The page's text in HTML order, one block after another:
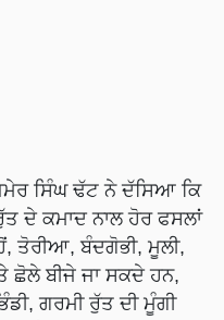
ਸਿੰਘ ਢੱਟ ਨੇ ਦੱਸਿਆ ਕਿ
ਦੇ ਕਮਾਦ ਨਾਲ ਹੋਰ ਫਸਲਾਂ
ਤੋਰੀਆ, ਬੰਦਗੋਭੀ, ਮੂਲੀ,
ਬੀਜੇ ਜਾ ਸਕਦੇ ਹਨ,
ਗਰਮੀ ਰੁੱਤ ਦੀ ਮੂੰਗੀ